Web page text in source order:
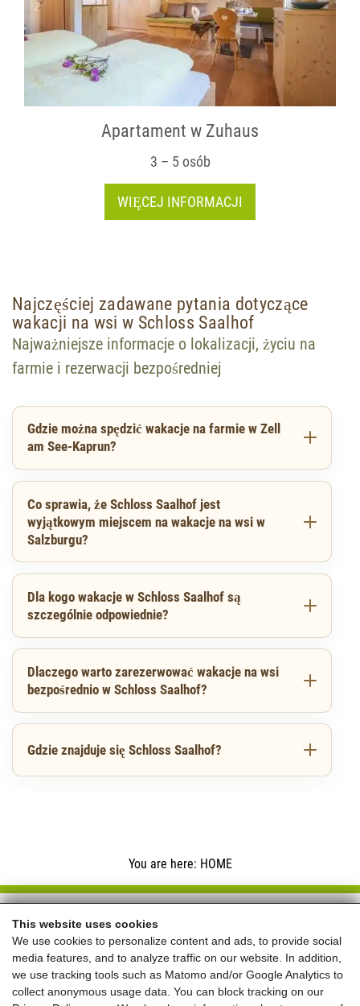
This website uses cookies
We use cookies to personalize content and ads, to provide social
media features, and to analyze traffic on our website. In addition,
we use tracking tools such as Matomo and/or Google Analytics to
collect anonymous usage data. You can block tracking on our
Apartament w Zuhaus
3 – 5 osób
WIĘCEJ INFORMACJI
Najczęściej zadawane pytania dotyczące
wakacji na wsi w Schloss Saalhof
Najważniejsze informacje o lokalizacji, życiu na
farmie i rezerwacji bezpośredniej
Gdzie można spędzić wakacje na farmie w Zell
am See-Kaprun?
Co sprawia, że Schloss Saalhof jest
wyjątkowym miejscem na wakacje na wsi w
Salzburgu?
Dla kogo wakacje w Schloss Saalhof są
szczególnie odpowiednie?
Dlaczego warto zarezerwować wakacje na wsi
bezpośrednio w Schloss Saalhof?
Gdzie znajduje się Schloss Saalhof?
You are here: HOME
Schloss Saalhof
Familie Rieder ● Saalhofstr. 26 ● A-5751 Maishofen
Telefon:+43 660 5703237